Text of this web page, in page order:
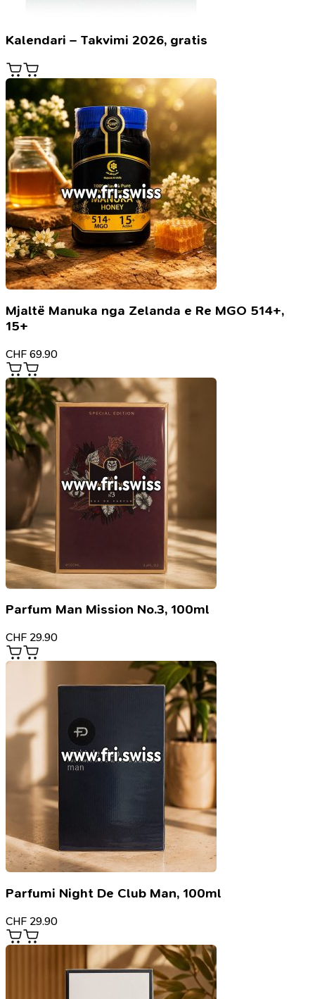
Kalendari – Takvimi 2026, gratis
Mjaltë Manuka nga Zelanda e Re MGO 514+,
15+
CHF 69.90
Parfum Man Mission No.3, 100ml
CHF 29.90
Parfumi Night De Club Man, 100ml
CHF 29.90